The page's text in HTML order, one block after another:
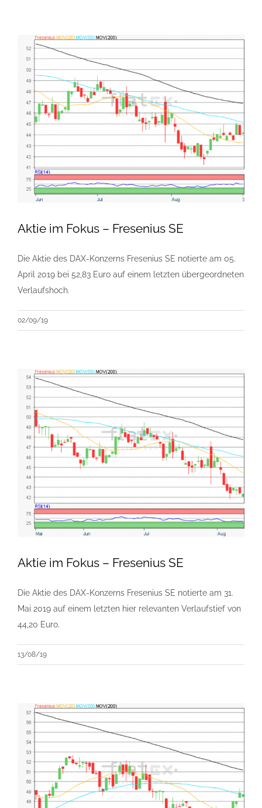
Aktie im Fokus – Fresenius SE
Die Aktie des DAX-Konzerns Fresenius SE notierte am 05.
April 2019 bei 52,83 Euro auf einem letzten übergeordneten
Verlaufshoch.
02/09/19
Aktie im Fokus – Fresenius SE
Die Aktie des DAX-Konzerns Fresenius SE notierte am 31.
Mai 2019 auf einem letzten hier relevanten Verlaufstief von
44,20 Euro.
13/08/19